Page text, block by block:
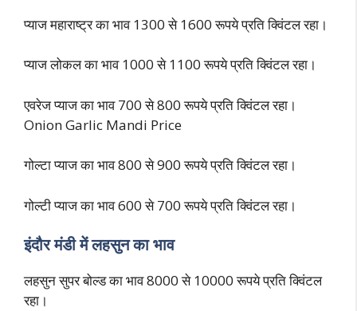
प्याज महाराष्ट्र का भाव 1300 से 1600 रूपये प्रति क्विंटल रहा।
प्याज लोकल का भाव 1000 से 1100 रूपये प्रति क्विंटल रहा।
एवरेज प्याज का भाव 700 से 800 रूपये प्रति क्विंटल रहा।
Onion Garlic Mandi Price
गोल्टा प्याज का भाव 800 से 900 रूपये प्रति क्विंटल रहा।
गोल्टी प्याज का भाव 600 से 700 रूपये प्रति क्विंटल रहा।
इंदौर मंडी में लहसुन का भाव
लहसुन सुपर बोल्ड का भाव 8000 से 10000 रूपये प्रति क्विंटल
रहा।